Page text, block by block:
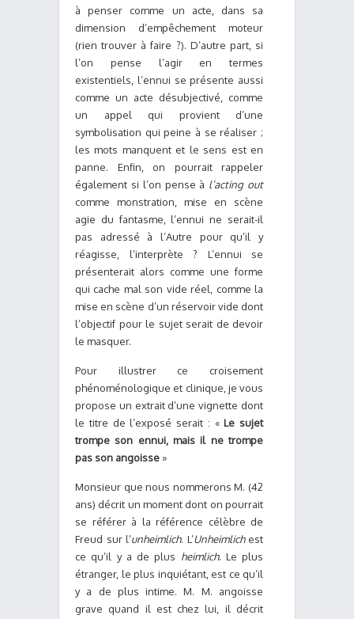
à penser comme un acte, dans sa
dimension d’empêchement moteur
(rien trouver à faire ?). D’autre part, si
l’on pense l’agir en termes
existentiels, l’ennui se présente aussi
comme un acte désubjectivé, comme
un appel qui provient d’une
symbolisation qui peine à se réaliser ;
les mots manquent et le sens est en
panne. Enfin, on pourrait rappeler
également si l’on pense à l’acting out
comme monstration, mise en scène
agie du fantasme, l’ennui ne serait-il
pas adressé à l’Autre pour qu’il y
réagisse, l’interprète ? L’ennui se
présenterait alors comme une forme
qui cache mal son vide réel, comme la
mise en scène d’un réservoir vide dont
l’objectif pour le sujet serait de devoir
le masquer.
Pour illustrer ce croisement
phénoménologique et clinique, je vous
propose un extrait d’une vignette dont
le titre de l’exposé serait : «Le sujet
trompe son ennui, mais il ne trompe
pas son angoisse »
Monsieur que nous nommerons M. (42
ans) décrit un moment dont on pourrait
se référer à la référence célèbre de
Freud sur l’unheimlich. L’Unheimlichest
ce qu’il y a de plus heimlich. Le plus
étranger, le plus inquiétant, est ce qu’il
y a de plus intime. M. M. angoisse
grave quand il est chez lui, il décrit